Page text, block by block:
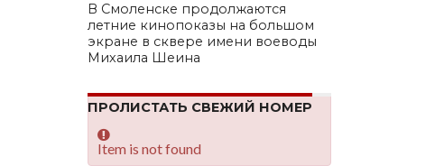
В Смоленске продолжаются
летние кинопоказы на большом
экране в сквере имени воеводы
Михаила Шеина
ПРОЛИСТАТЬ СВЕЖИЙ НОМЕР
Item is not found